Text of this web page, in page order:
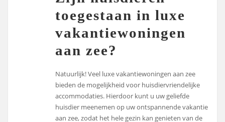
toegestaan in luxe
vakantiewoningen
aan zee?
Natuurlijk! Veel luxe vakantiewoningen aan zee
bieden de mogelijkheid voor huisdiervriendelijke
accommodaties. Hierdoor kunt u uw geliefde
huisdier meenemen op uw ontspannende vakantie
aan zee, zodat het hele gezin kan genieten van de